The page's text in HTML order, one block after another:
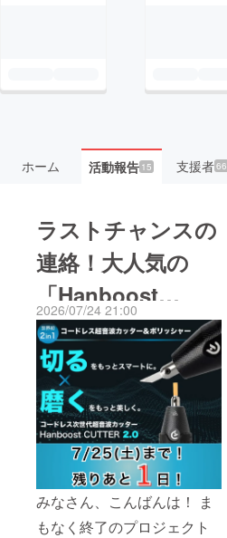
ホーム 活動報告15 支援者66
ラストチャンスの
連絡！大人気の
「Hanboost
Cutter 2.0」終了
まで残りあと１
日・・・
2026/07/24 21:00
みなさん、こんばんは！ ま
もなく終了のプロジェクト